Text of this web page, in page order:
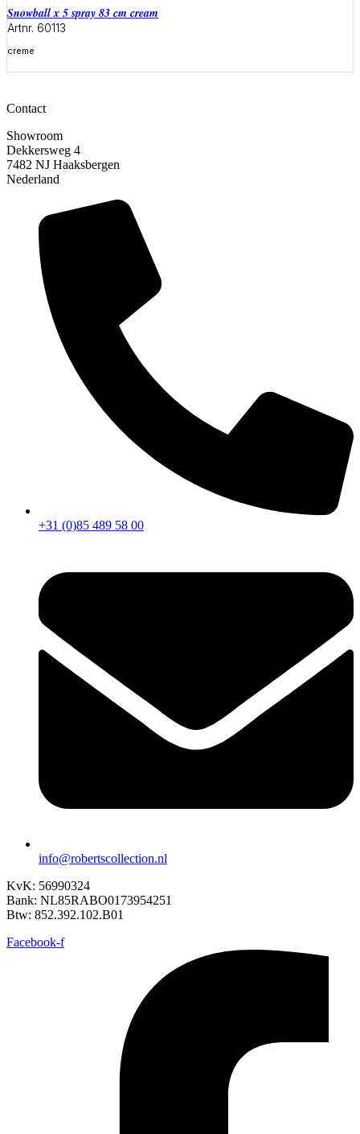
snowball x 5 spray 83 cm cream
Artnr. 60113
creme
Contact
Showroom
Dekkersweg 4
7482 NJ Haaksbergen
Nederland
+31 (0)85 489 58 00
info@robertscollection.nl
KvK: 56990324
Bank: NL85RABO0173954251
Btw: 852.392.102.B01
Facebook-f